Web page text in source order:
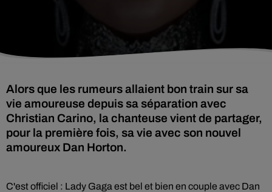
Alors que les rumeurs allaient bon train sur sa
vie amoureuse depuis sa séparation avec
Christian Carino, la chanteuse vient de partager,
pour la première fois, sa vie avec son nouvel
amoureux Dan Horton.
C'est officiel : Lady Gaga est bel et bien en couple avec Dan